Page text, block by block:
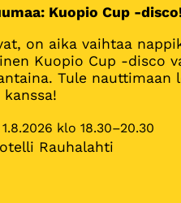
Kuopio Cup -
on aika vaihtaa
Kuopio Cup -disco
Tule nauttimaan
klo 18.30–20.30
Rauhalahti